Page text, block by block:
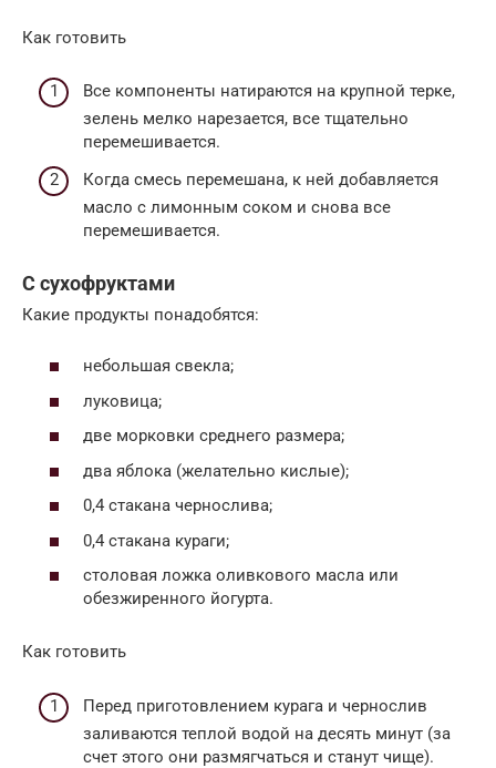
Как готовить
Все компоненты натираются на крупной терке,
зелень мелко нарезается, все тщательно
перемешивается.
Когда смесь перемешана, к ней добавляется
масло с лимонным соком и снова все
перемешивается.
С сухофруктами
Какие продукты понадобятся:
небольшая свекла;
луковица;
две морковки среднего размера;
два яблока (желательно кислые);
0,4 стакана чернослива;
0,4 стакана кураги;
столовая ложка оливкового масла или
обезжиренного йогурта.
Как готовить
Перед приготовлением курага и чернослив
заливаются теплой водой на десять минут (за
счет этого они размягчаться и станут чище).